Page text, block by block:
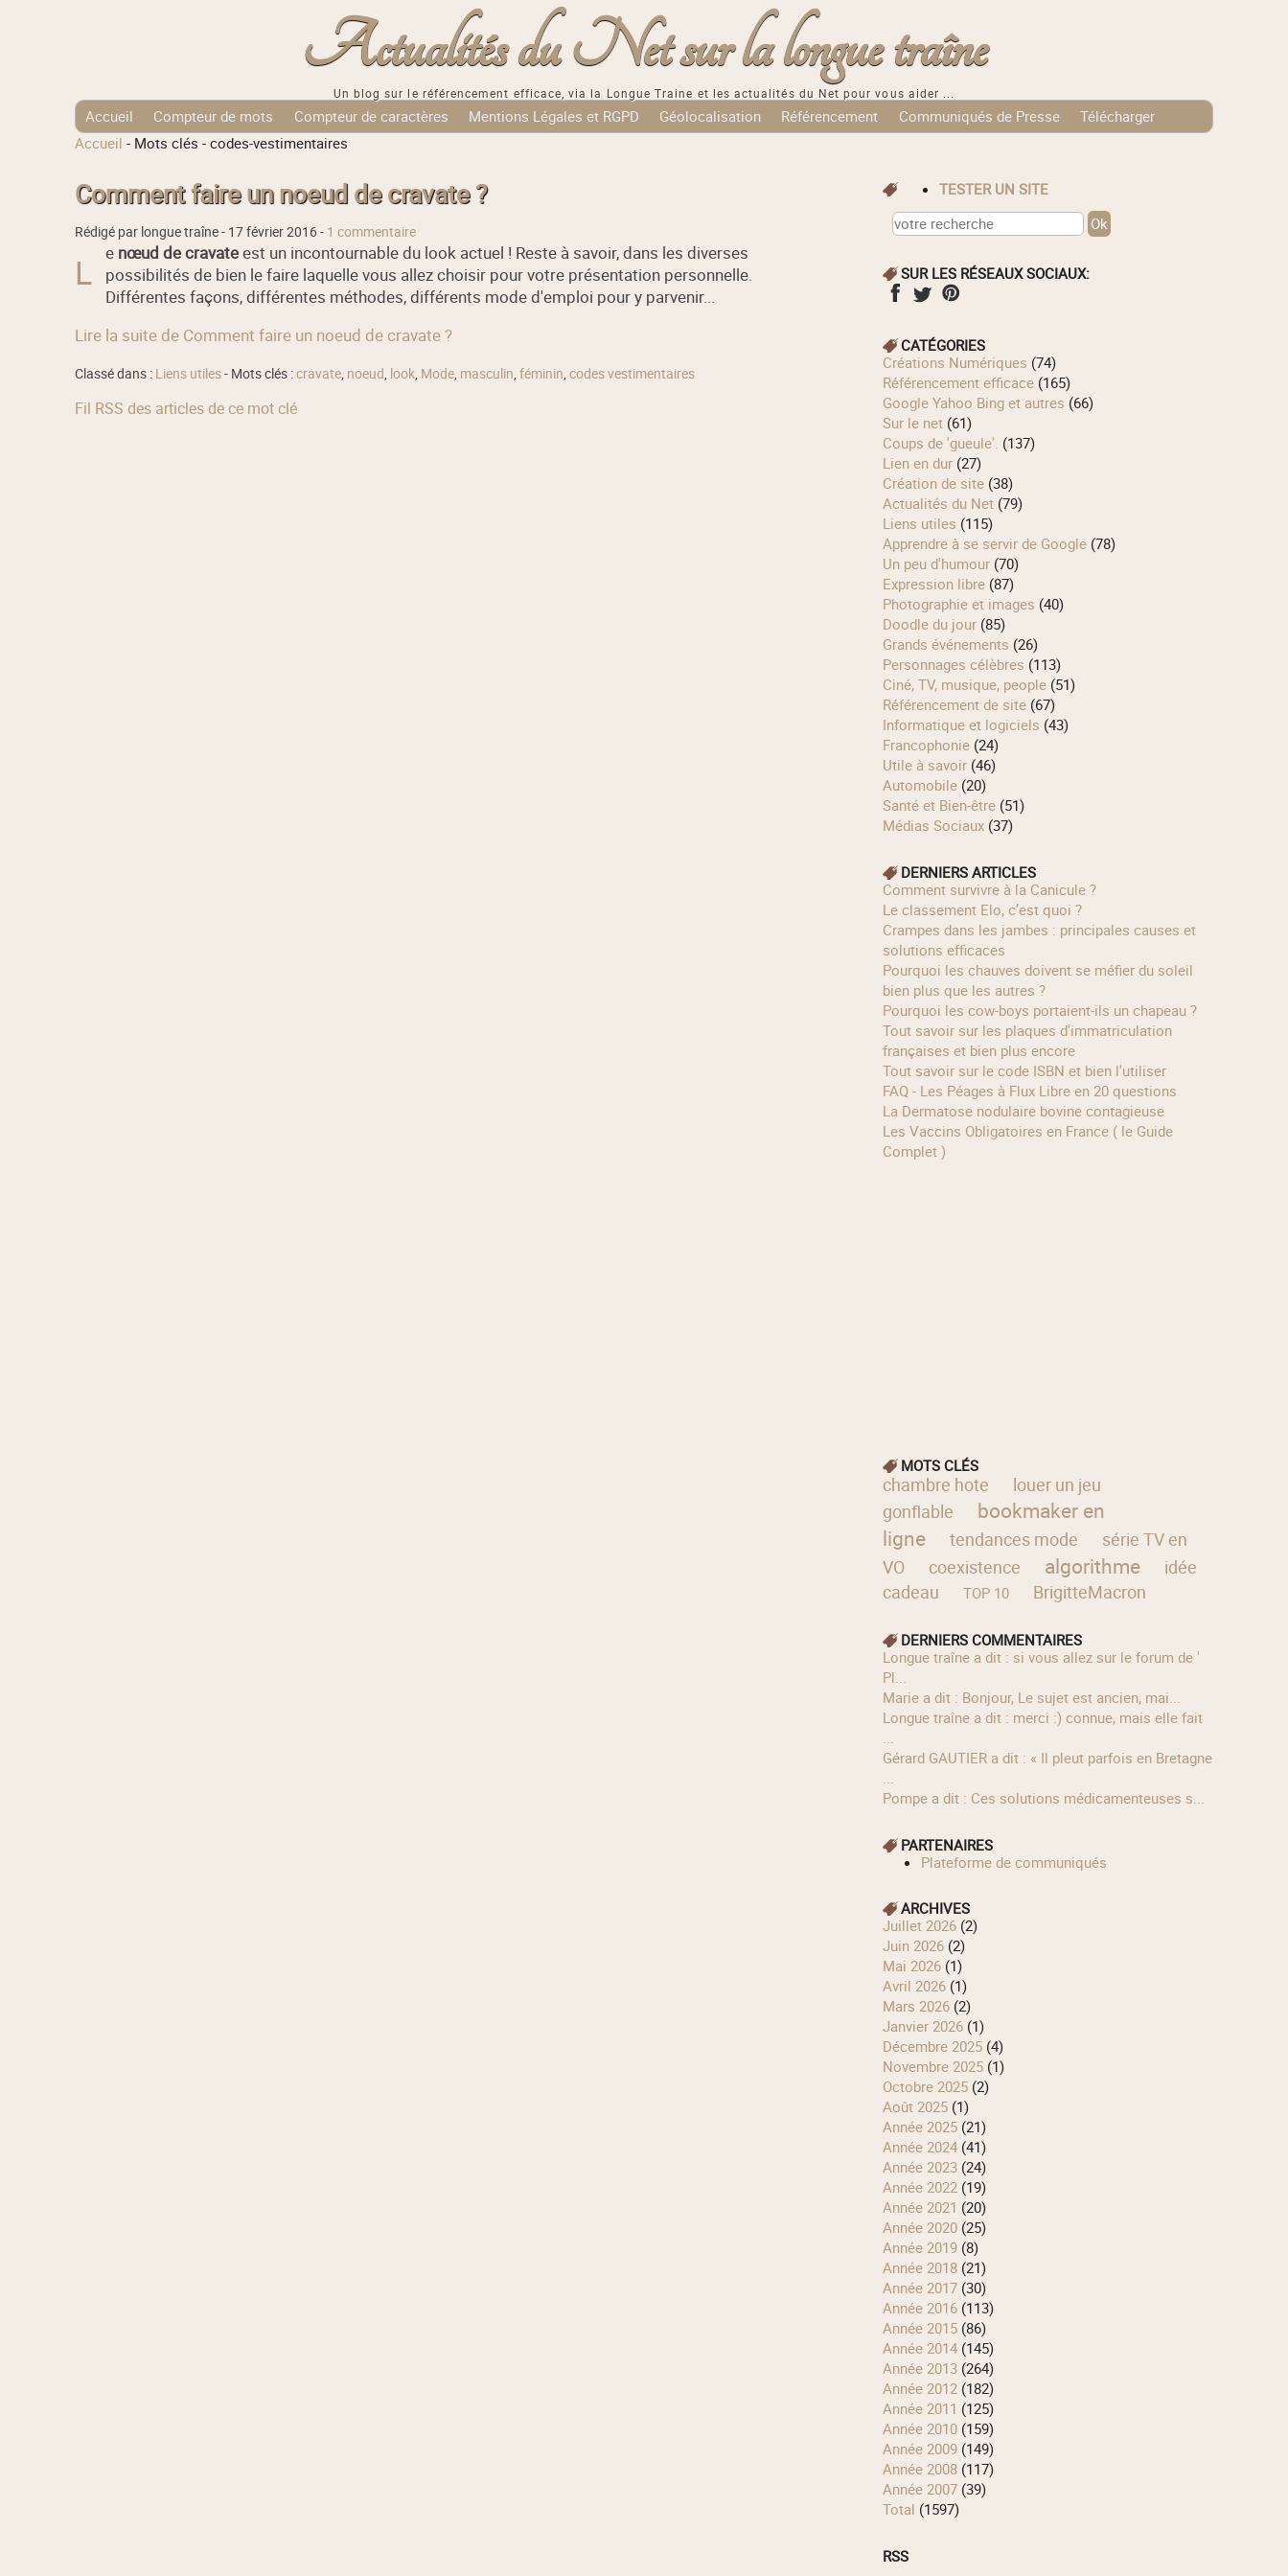
Actualités du Net sur la longue traîne
Un blog sur le référencement efficace, via la Longue Traine et les actualités du Net pour vous aider ...
Accueil Compteur de mots Compteur de caractères Mentions Légales et RGPD Géolocalisation Référencement Communiqués de Presse
Télécharger
Tags Cloud
Accueil - Mots clés - codes-vestimentaires
Comment faire un noeud de cravate ?
Rédigé par longue traîne - 17 février 2016- 1 commentaire
L e nœud de cravateest un incontournable du look actuel ! Reste à savoir, dans les diverses
possibilités de bien le faire laquelle vous allez choisir pour votre présentation personnelle.
Différentes façons, différentes méthodes, différents mode d'emploi pour y parvenir...
Lire la suite de Comment faire un noeud de cravate ?
Classé dans : Liens utiles- Mots clés :cravate, noeud, look, Mode, masculin, féminin, codes vestimentaires
Fil RSS des articles de ce mot clé
TESTER UN SITE
SUR LES RÉSEAUX SOCIAUX:
CATÉGORIES
Créations Numériques (74)
Référencement efficace(165)
Google Yahoo Bing et autres (66)
Sur le net(61)
Coups de 'gueule'. (137)
Lien en dur(27)
Création de site(38)
Actualités du Net(79)
Liens utiles (115)
Apprendre à se servir de Google(78)
Un peu d'humour(70)
Expression libre(87)
Photographie et images (40)
Doodle du jour(85)
Grands événements (26)
Personnages célèbres (113)
Ciné, TV, musique, people(51)
Référencement de site(67)
Informatique et logiciels (43)
Francophonie(24)
Utile à savoir(46)
Automobile(20)
Santé et Bien-être(51)
Médias Sociaux(37)
DERNIERS ARTICLES
Comment survivre à la Canicule ?
Le classement Elo, c’est quoi ?
Crampes dans les jambes : principales causes et
solutions efficaces
Pourquoi les chauves doivent se méfier du soleil
bien plus que les autres ?
Pourquoi les cow‑boys portaient‑ils un chapeau ?
Tout savoir sur les plaques d'immatriculation
françaises et bien plus encore
Tout savoir sur le code ISBN et bien l'utiliser
FAQ - Les Péages à Flux Libre en 20 questions
La Dermatose nodulaire bovine contagieuse
Les Vaccins Obligatoires en France ( le Guide
Complet )
MOTS CLÉS
chambre hote
louer un jeu
gonflable
bookmaker en
ligne
tendances mode
série TV en
VO
coexistence algorithme
idée
cadeau
TOP 10 BrigitteMacron
DERNIERS COMMENTAIRES
longue traîne a dit : si vous allez sur le forum de '
Pl...
Marie a dit : Bonjour, Le sujet est ancien, mai...
longue traîne a dit : merci :) connue, mais elle fait
...
Gérard GAUTIER a dit : « Il pleut parfois en Bretagne
...
Pompe a dit : Ces solutions médicamenteuses s...
PARTENAIRES
Plateforme de communiqués
ARCHIVES
juillet 2026(2)
juin 2026(2)
mai 2026(1)
avril 2026(1)
mars 2026(2)
janvier 2026(1)
décembre 2025(4)
novembre 2025(1)
octobre 2025(2)
août 2025(1)
année 2025(21)
année 2024(41)
année 2023(24)
année 2022(19)
année 2021 (20)
année 2020(25)
année 2019(8)
année 2018(21)
année 2017(30)
année 2016(113)
année 2015(86)
année 2014(145)
année 2013(264)
année 2012(182)
année 2011 (125)
année 2010(159)
année 2009(149)
année 2008(117)
année 2007(39)
total (1597)
RSS